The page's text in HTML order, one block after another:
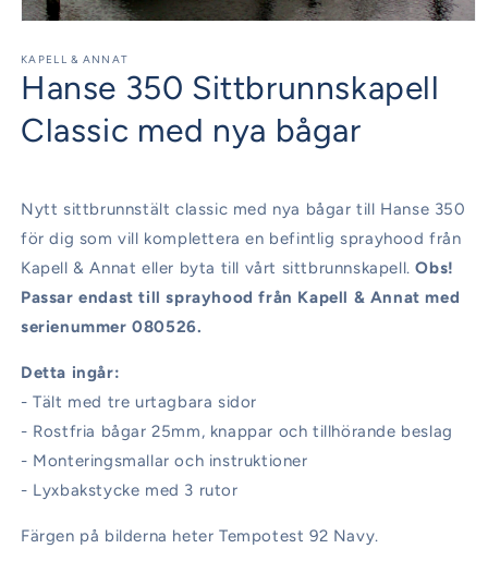
1
i
modalfönster
KAPELL & ANNAT
Hanse 350 Sittbrunnskapell
Classic med nya bågar
Nytt sittbrunnstält classic med nya bågar till Hanse 350
för dig som vill komplettera en befintlig sprayhood från
Kapell & Annat eller byta till vårt sittbrunnskapell.Obs!
Passar endast till sprayhood från Kapell & Annat med
serienummer 080526.
Detta ingår:
- Tält med tre urtagbara sidor
- Rostfria bågar 25mm, knappar och tillhörande beslag
- Monteringsmallar och instruktioner
- Lyxbakstycke med 3 rutor
Färgen på bilderna heter Tempotest 92 Navy.